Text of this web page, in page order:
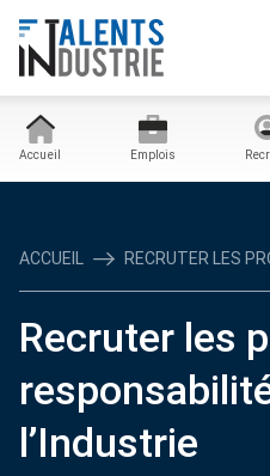
Accueil Emplois
ACCUEIL RECRUTER LES
Recruter les
l’Industrie